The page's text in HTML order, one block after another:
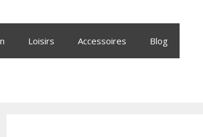
Loisirs Accessoires Blog